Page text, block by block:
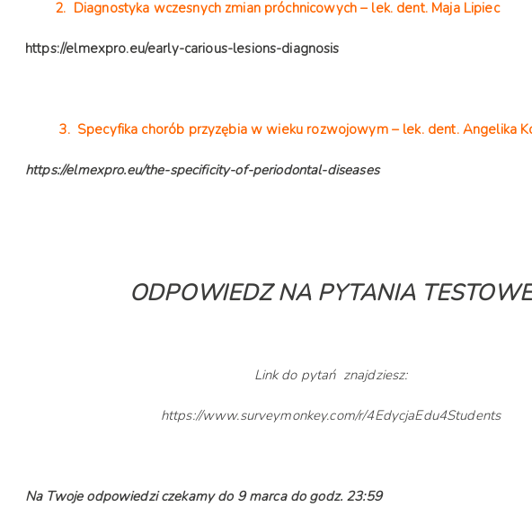
2. Diagnostyka wczesnych zmian próchnicowych – lek. dent. Maja Lipiec
https://elmexpro.eu/early-carious-lesions-diagnosis
3. Specyfika chorób przyzębia w wieku rozwojowym – lek. dent. Angelika
https://elmexpro.eu/the-specificity-of-periodontal-diseases
ODPOWIEDZ NA PYTANIA TESTOWE
Link do pytań znajdziesz:
https://www.surveymonkey.com/r/4EdycjaEdu4Students
Na Twoje odpowiedzi czekamy do 9 marca do godz. 23:59